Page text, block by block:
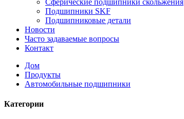
Сферические подшипники скольжения
Подшипники SKF
Подшипниковые детали
Новости
Часто задаваемые вопросы
Контакт
Дом
Продукты
Автомобильные подшипники
Категории